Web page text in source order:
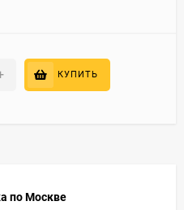
КУПИТЬ
по Москве